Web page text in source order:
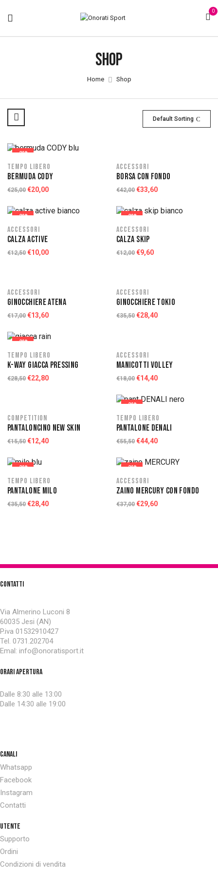
0
Shop
Home Shop
Default Sorting
-20%
Tempo libero
BERMUDA CODY
€25,00 €20,00
Accessori
BORSA CON FONDO
€42,00 €33,60
-20%
Accessori
CALZA ACTIVE
€12,50 €10,00
-20%
Accessori
CALZA SKIP
€12,00 €9,60
Accessori
GINOCCHIERE ATENA
€17,00 €13,60
Accessori
GINOCCHIERE TOKIO
€35,50 €28,40
-20%
Tempo libero
K-WAY GIACCA PRESSING
€28,50 €22,80
Accessori
MANICOTTI VOLLEY
€18,00 €14,40
Competition
PANTALONCINO NEW SKIN
€15,50 €12,40
-20%
Tempo libero
PANTALONE DENALI
€55,50 €44,40
-20%
Tempo libero
PANTALONE MILO
€35,50 €28,40
-20%
Accessori
ZAINO MERCURY CON FONDO
€37,00 €29,60
CONTATTI
Via Almerino Luconi 8
60035 Jesi (AN)
P.iva 01532910427
Tel. 0731.202704
Emal: info@onoratisport.it
orari apertura
Dalle 8:30 alle 13:00
Dalle 14:30 alle 19:00
canali
Whatsapp
Facebook
Instagram
Contatti
UTENTE
Supporto
Ordini
Condizioni di vendita